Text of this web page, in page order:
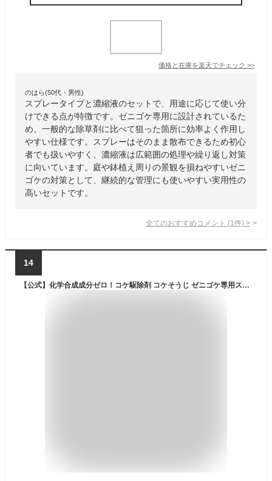
価格と在庫を楽天でチェック >>
のはら(50代・男性)
スプレータイプと濃縮液のセットで、用途に応じて使い分
けできる点が特徴です。ゼニゴケ専用に設計されているた
め、一般的な除草剤に比べて狙った箇所に効率よく作用し
やすい仕様です。スプレーはそのまま散布できるため初心
者でも扱いやすく、濃縮液は広範囲の処理や繰り返し対策
に向いています。庭や鉢植え周りの景観を損ねやすいゼニ
ゴケの対策として、継続的な管理にも使いやすい実用性の
高いセットです。
全てのおすすめコメント (1 件) >
14
【公式】化学合成成分ゼロ！コケ駆除剤 コケそうじ ゼニゴケ専用スプレー 500ml×3本組 パネフリ工業【除去 対策 国産 日本製 苔 こけ コンクリート 除草剤 駐車場 天然由来 庭 ガーデニング ガーデン 梅雨】【出荷場所が別のため別商品と同梱不可】